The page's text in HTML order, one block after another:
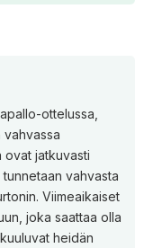
ottelussa,
vahvassa
ovat jatkuvasti
vahvasta
Viimeaikaiset
joka saattaa olla
heidän